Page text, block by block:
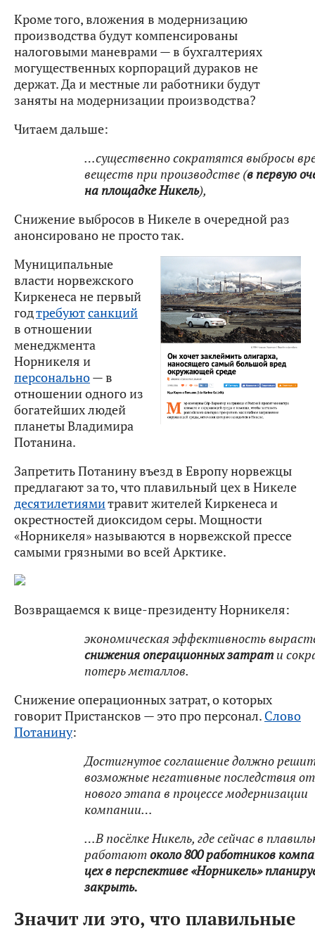
Кроме того, вложения в модернизацию
производства будут компенсированы
налоговыми маневрами — в бухгалтериях
могущественных корпораций дураков не
держат. Да и местные ли работники будут
заняты на модернизации производства?
Читаем дальше:
…существенно сократятся выбросы
веществ при производстве (в первую
на площадке Никель),
Снижение выбросов в Никеле в очередной раз
анонсировано не просто так.
Муниципальные
власти норвежского
Киркенеса не первый
годтребуютсанкций
в отношении
менеджмента
Норникеля и
персонально— в
отношении одного из
богатейших людей
планеты Владимира
Потанина.
Запретить Потанину въезд в Европу норвежцы
предлагают за то, что плавильный цех в Никеле
десятилетиямитравит жителей Киркенеса и
окрестностей диоксидом серы. Мощности
«Норникеля» называются в норвежской прессе
самыми грязными во всей Арктике.
Возвращаемся к вице-президенту Норникеля:
экономическая эффективность
снижения операционных затрат и
потерь металлов.
Снижение операционных затрат, о которых
говорит Пристансков — это про персонал. Слово
Потанину:
Достигнутое соглашение должно
возможные негативные последствия от
нового этапа в процессе модернизации
компании…
…В посёлке Никель, где сейчас в
работаютоколо 800 работников
цех в перспективе «Норникель»
закрыть.
Значит ли это, что плавильные